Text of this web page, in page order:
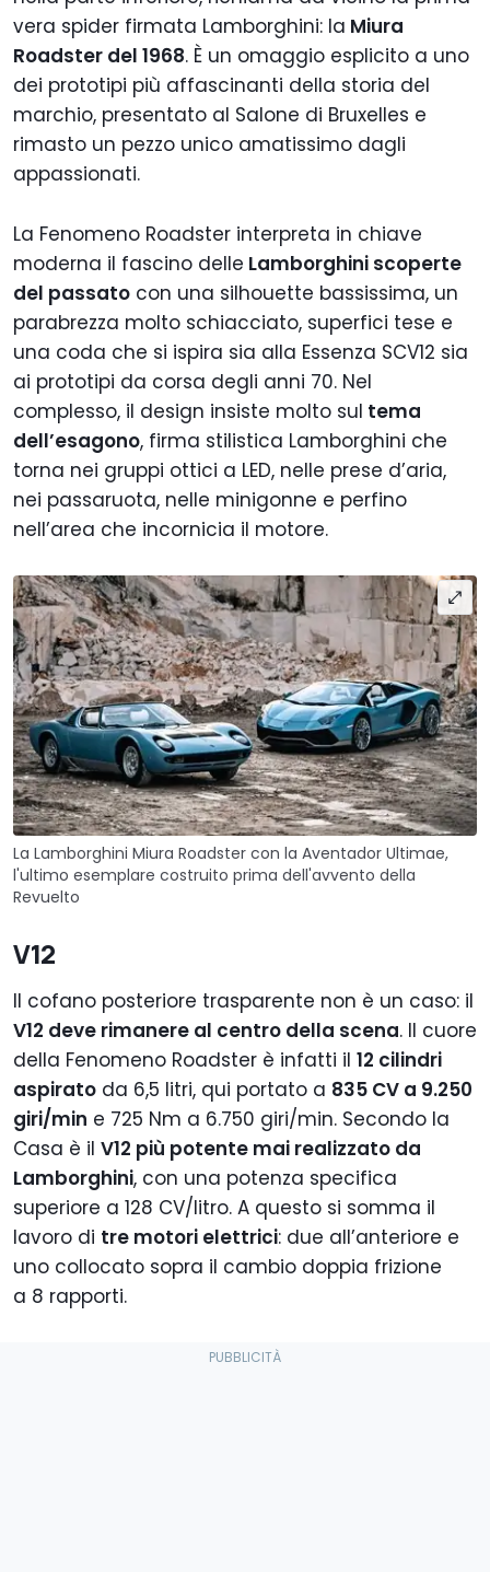
vera spider firmata Lamborghini: la Miura
Roadster del 1968. È un omaggio esplicito a uno
dei prototipi più affascinanti della storia del
marchio, presentato al Salone di Bruxelles e
rimasto un pezzo unico amatissimo dagli
appassionati.
La Fenomeno Roadster interpreta in chiave
moderna il fascino delle Lamborghini scoperte
del passato con una silhouette bassissima, un
parabrezza molto schiacciato, superfici tese e
una coda che si ispira sia alla Essenza SCV12 sia
ai prototipi da corsa degli anni 70. Nel
complesso, il design insiste molto sul tema
dell’esagono, firma stilistica Lamborghini che
torna nei gruppi ottici a LED, nelle prese d’aria,
nei passaruota, nelle minigonne e perfino
nell’area che incornicia il motore.
La Lamborghini Miura Roadster con la Aventador Ultimae,
l'ultimo esemplare costruito prima dell'avvento della
Revuelto
V12
Il cofano posteriore trasparente non è un caso: il
V12 deve rimanere al centro della scena. Il cuore
della Fenomeno Roadster è infatti il 12 cilindri
aspirato da 6,5 litri, qui portato a 835 CV a 9.250
giri/min e 725 Nm a 6.750 giri/min. Secondo la
Casa è il V12 più potente mai realizzato da
Lamborghini, con una potenza specifica
superiore a 128 CV/litro. A questo si somma il
lavoro di tre motori elettrici: due all’anteriore e
uno collocato sopra il cambio doppia frizione
a 8 rapporti.